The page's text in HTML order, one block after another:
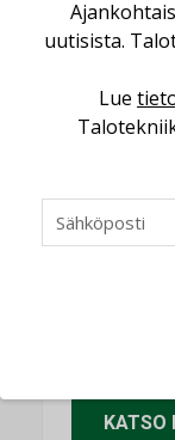
”Tulevat
erilliset
LEHDEN
KATSO
uutisista.
Lue